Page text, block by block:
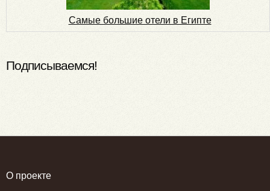
Самые большие отели в Египте
Подписываемся!
О проекте